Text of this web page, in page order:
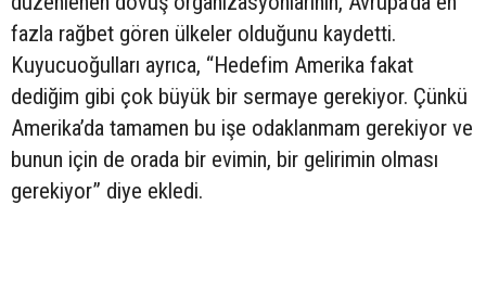
fazla rağbet gören ülkeler olduğunu kaydetti.
Kuyucuoğulları ayrıca, “Hedefim Amerika fakat
dediğim gibi çok büyük bir sermaye gerekiyor. Çünkü
Amerika’da tamamen bu işe odaklanmam gerekiyor ve
bunun için de orada bir evimin, bir gelirimin olması
gerekiyor” diye ekledi.